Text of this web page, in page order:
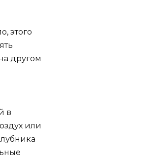
этого
другом
в
или